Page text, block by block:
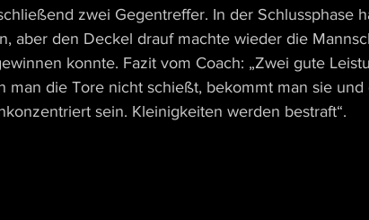
zwei Gegentreffer. In der Schlussphase
aber den Deckel drauf machte wieder die
konnte. Fazit vom Coach: „Zwei gute
man die Tore nicht schießt, bekommt man sie und
sein. Kleinigkeiten werden bestraft“.